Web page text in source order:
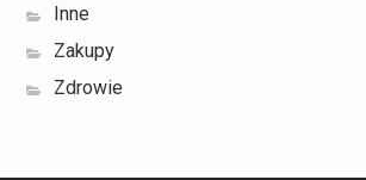
Inne
Zakupy
Zdrowie